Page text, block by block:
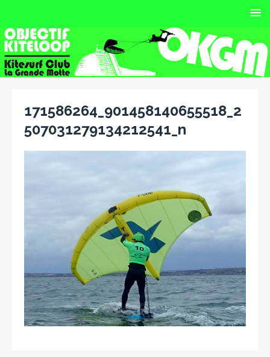
171586264_901458140655518_2
507031279134212541_n